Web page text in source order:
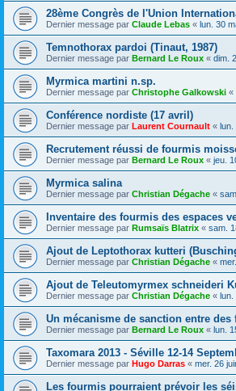
28ème Congrès de l'Union
Dernier message par Claude Lebas « lun. 30
Temnothorax pardoi (Tinaut, 1987)
Dernier message par Bernard Le Roux « dim.
Myrmica martini n.sp.
Dernier message par Christophe Galkowski «
Conférence nordiste (17 avril)
Dernier message par Laurent Cournault « lun.
Recrutement réussi de fourmis
Dernier message par Bernard Le Roux « jeu.
Myrmica salina
Dernier message par Christian Dégache «
Inventaire des fourmis des espaces
Dernier message par Rumsaïs Blatrix « sam.
Ajout de Leptothorax kutteri
Dernier message par Christian Dégache «
Ajout de Teleutomyrmex schneideri
Dernier message par Christian Dégache « lun.
Un mécanisme de sanction entre
Dernier message par Bernard Le Roux « lun.
Taxomara 2013 - Séville 12-14
Dernier message par Hugo Darras « mer. 26
Les fourmis pourraient prévoir les